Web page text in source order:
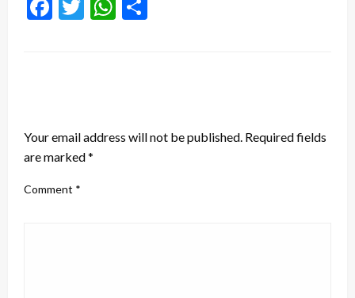
Facebook
TwitterWhatsApp
Your email address will not be published. Required fields
are marked*
Comment *